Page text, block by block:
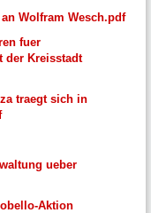
Wolfram Wesch.pdf
fuer
der Kreisstadt
traegt sich in
ueber
Aktion